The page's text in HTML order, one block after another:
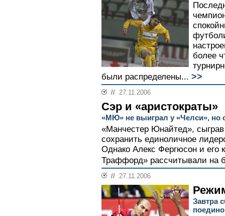
более
были распределены... >>
// 27.11.2006
Сэр и «аристократы»
«МЮ» не выиграл у «Челси», но
«Манчестер Юнайтед»,
сохранить единоличное
Однако Алекс Фергюсон и его
Траффорд» рассчитывали на
// 27.11.2006
Завтра